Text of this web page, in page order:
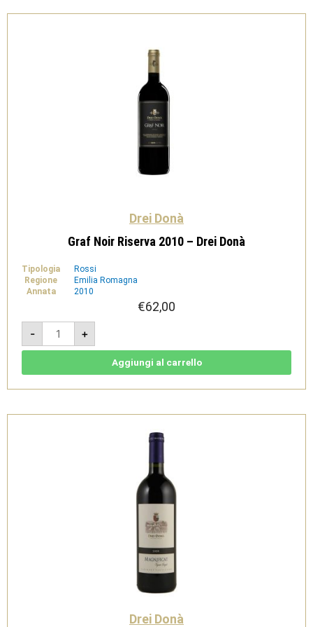
quantità
Drei Donà
Graf Noir Riserva 2010 – Drei Donà
Tipologia
Rossi
Regione
Emilia Romagna
Annata
2010
€62,00
-
Graf
Noir
Riserva
2010
quantità
+
Aggiungi al carrello
Drei Donà